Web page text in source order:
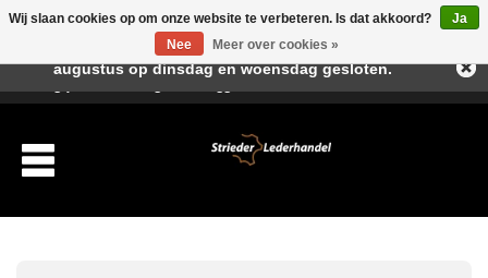
Wij slaan cookies op om onze website te verbeteren. Is dat akkoord?
Ja
Nee
Meer over cookies »
Beste klant, I.v.m. de vakantieperiode zijn wij in juli en
augustus op dinsdag en woensdag gesloten.